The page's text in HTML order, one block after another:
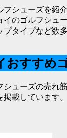
フシューズを紹
イのゴルフシュ
プタイプなど数
おすすめ
シューズの売れ
載しています。